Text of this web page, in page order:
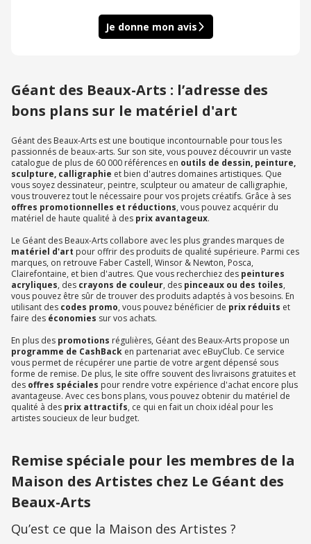
Je donne mon avis
Géant des Beaux-Arts : l’adresse des
bons plans sur le matériel d'art
Géant des Beaux-Arts est une boutique incontournable pour tous les
passionnés de beaux-arts. Sur son site, vous pouvez découvrir un vaste
catalogue de plus de 60 000 références en outils de dessin, peinture,
sculpture, calligraphie et bien d'autres domaines artistiques. Que
vous soyez dessinateur, peintre, sculpteur ou amateur de calligraphie,
vous trouverez tout le nécessaire pour vos projets créatifs. Grâce à ses
offres promotionnelles et réductions, vous pouvez acquérir du
matériel de haute qualité à des prix avantageux.
Le Géant des Beaux-Arts collabore avec les plus grandes marques de
matériel d'art pour offrir des produits de qualité supérieure. Parmi ces
marques, on retrouve Faber Castell, Winsor & Newton, Posca,
Clairefontaine, et bien d'autres. Que vous recherchiez des peintures
acryliques, des crayons de couleur, des pinceaux ou des toiles,
vous pouvez être sûr de trouver des produits adaptés à vos besoins. En
utilisant des codes promo, vous pouvez bénéficier de prix réduits et
faire des économies sur vos achats.
En plus des promotions régulières, Géant des Beaux-Arts propose un
programme de CashBack en partenariat avec eBuyClub. Ce service
vous permet de récupérer une partie de votre argent dépensé sous
forme de remise. De plus, le site offre souvent des livraisons gratuites et
des offres spéciales pour rendre votre expérience d'achat encore plus
avantageuse. Avec ces bons plans, vous pouvez obtenir du matériel de
qualité à des prix attractifs, ce qui en fait un choix idéal pour les
artistes soucieux de leur budget.
Remise spéciale pour les membres de la
Maison des Artistes chez Le Géant des
Beaux-Arts
Qu’est ce que la Maison des Artistes ?